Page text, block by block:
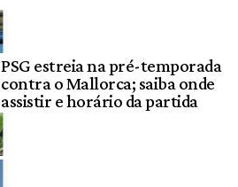
PSG estreia na pré-temporada
contra o Mallorca; saiba onde
assistir e horário da partida